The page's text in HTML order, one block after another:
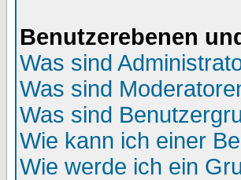
Benutzerebenen
Was sind
Was sind
Was sind
Wie kann ich einer
Wie werde ich ein